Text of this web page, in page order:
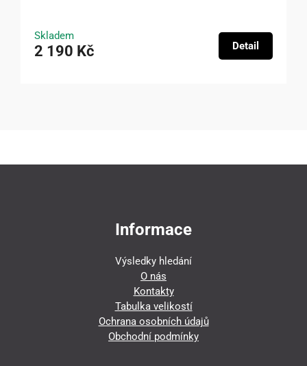
Skladem
2 190 Kč Detail
Informace
Výsledky hledání
O nás
Kontakty
Tabulka velikostí
Ochrana osobních údajů
Obchodní podmínky